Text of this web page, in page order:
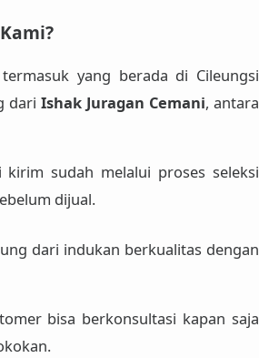
yang berada di Cileungsi
dari Ishak Juragan Cemani, antara
kirim sudah melalui proses seleksi
dijual.
dari indukan berkualitas dengan
bisa berkonsultasi kapan saja